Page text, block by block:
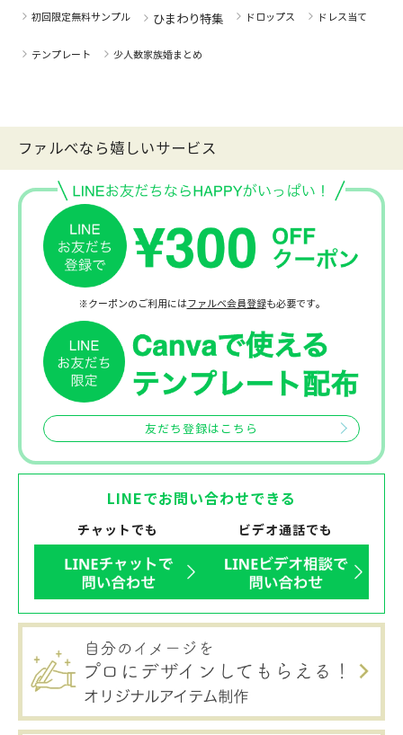
初回限定無料サンプル ひまわり特集 ドロップス ドレス当て
テンプレート 少人数家族婚まとめ
ファルべなら嬉しいサービス
※クーポンのご利用にはファルベ会員登録も必要です。
友だち登録はこちら
LINEでお問い合わせできる
チャットでも ビデオ通話でも